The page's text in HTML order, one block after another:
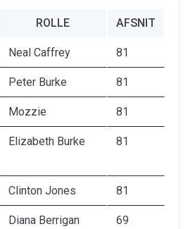
ROLLE AFSNIT
Neal Caffrey 81
Peter Burke 81
Mozzie 81
Elizabeth Burke 81
Clinton Jones 81
Diana Berrigan 69